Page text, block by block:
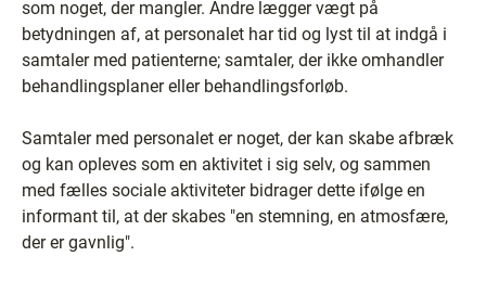
som noget, der mangler. Andre lægger vægt på
betydningen af, at personalet har tid og lyst til at indgå i
samtaler med patienterne; samtaler, der ikke omhandler
behandlingsplaner eller behandlingsforløb.
Samtaler med personalet er noget, der kan skabe afbræk
og kan opleves som en aktivitet i sig selv, og sammen
med fælles sociale aktiviteter bidrager dette ifølge en
informant til, at der skabes "en stemning, en atmosfære,
der er gavnlig".